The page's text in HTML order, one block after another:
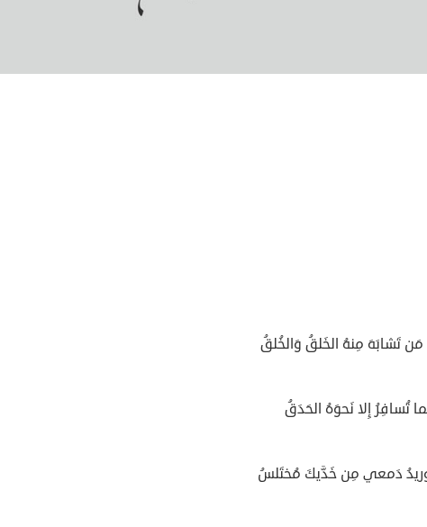
مَن تَشابَهَ مِنهُ الخَلقُ وَالخُلقُ
تُسافِرُ إِلا نَحوَهُ الحَدَقُ
دَمعي مِن خَدَّيكَ مُختَلسُ